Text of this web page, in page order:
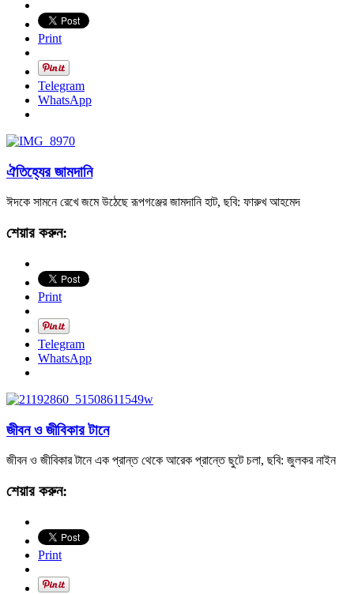
Print
Telegram
WhatsApp
ঐতিহ্যের জামদানি
ঈদকে সামনে রেখে জমে উঠেছে রূপগঞ্জের জামদানি হাট, ছবি: ফারুখ আহমেদ
শেয়ার করুন:
Print
Telegram
WhatsApp
জীবন ও জীবিকার টানে
জীবন ও জীবিকার টানে এক প্রান্ত থেকে আরেক প্রান্তে ছুটে চলা, ছবি: জুলকর নাইন
শেয়ার করুন:
Print